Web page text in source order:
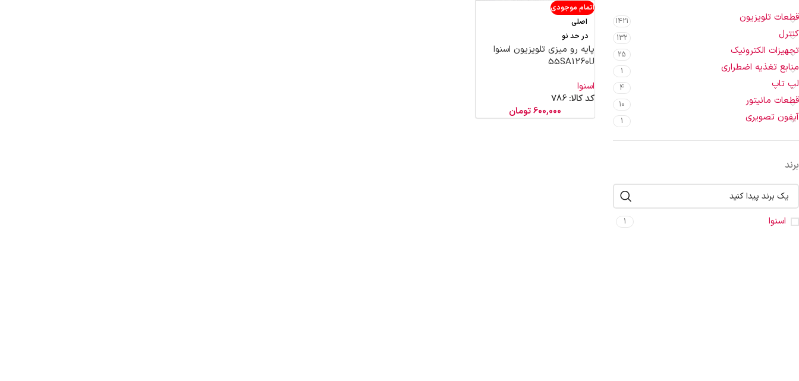
قطعات تلویزیون 1421
کنترل 132
تجهیزات الکترونیک 25
منابع تغذیه اضطراری 1
لپ تاپ 4
قطعات مانیتور 10
آیفون تصویری 1
برند
اسنوا 1
اتمام موجودی
اصلی
در حد نو
پایه رو میزی تلویزیون اسنوا
55SA1260U
اسنوا
کد کالا:786
600,000تومان